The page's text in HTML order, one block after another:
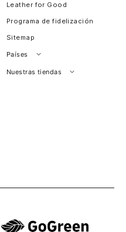
Leather for Good
Programa de fidelización
Sitemap
Países
Perú
Nuestras tiendas